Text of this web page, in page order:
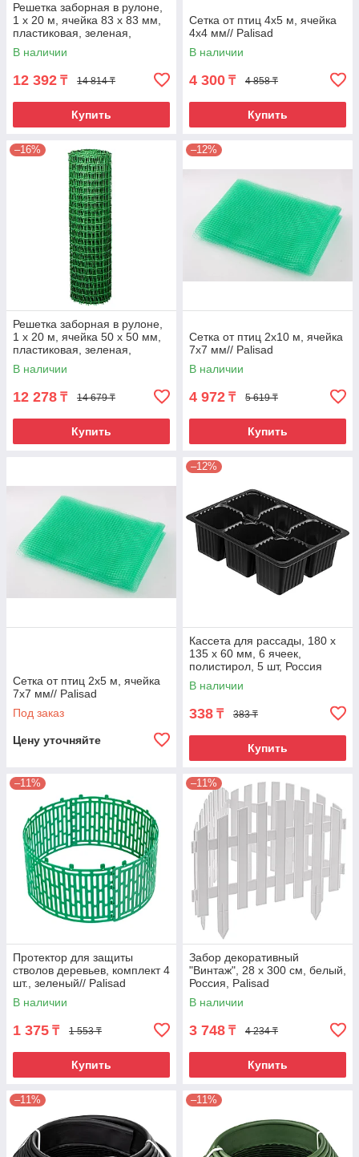
Решетка заборная в рулоне,
1 х 20 м, ячейка 83 х 83 мм,
пластиковая, зеленая,
Россия
В наличии
12 392 ₸ 14 814 ₸
Купить
Сетка от птиц 4х5 м, ячейка
4х4 мм// Palisad
В наличии
4 300 ₸ 4 858 ₸
Купить
–16%
Решетка заборная в рулоне,
1 х 20 м, ячейка 50 х 50 мм,
пластиковая, зеленая,
Россия
В наличии
12 278 ₸ 14 679 ₸
Купить
–12%
Сетка от птиц 2х10 м, ячейка
7х7 мм// Palisad
В наличии
4 972 ₸ 5 619 ₸
Купить
Сетка от птиц 2х5 м, ячейка
7х7 мм// Palisad
Под заказ
Цену уточняйте
–12%
Кассета для рассады, 180 х
135 х 60 мм, 6 ячеек,
полистирол, 5 шт, Россия
В наличии
338 ₸ 383 ₸
Купить
–11%
Протектор для защиты
стволов деревьев, комплект 4
шт., зеленый// Palisad
В наличии
1 375 ₸ 1 553 ₸
Купить
–11%
Забор декоративный
"Винтаж", 28 х 300 см, белый,
Россия, Palisad
В наличии
3 748 ₸ 4 234 ₸
Купить
–11% –11%